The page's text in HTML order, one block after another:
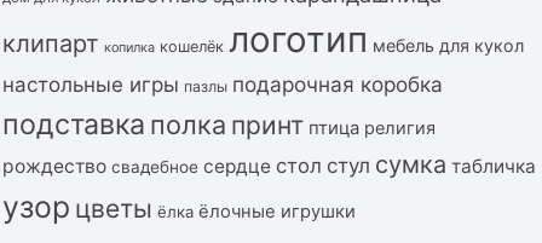
клипарт копилка кошелёк логотип мебель для кукол
настольные игры пазлы подарочная коробка
подставка полка принт птица религия
рождество свадебное сердце стол стул сумка табличка
узор цветы ёлка ёлочные игрушки